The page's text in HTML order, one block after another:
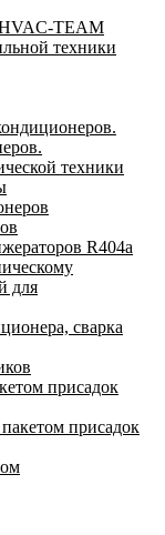
HVAC-TEAM
техники
техники
R404a
для
сварка
присадок
присадок